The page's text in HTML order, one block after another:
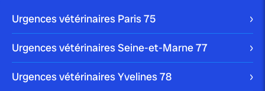
crucial de ne pas oublier […]
Blog
Urgences vétérinaires Paris75
Urgences vétérinaires Seine-et-Marne77
Urgences vétérinaires Yvelines78